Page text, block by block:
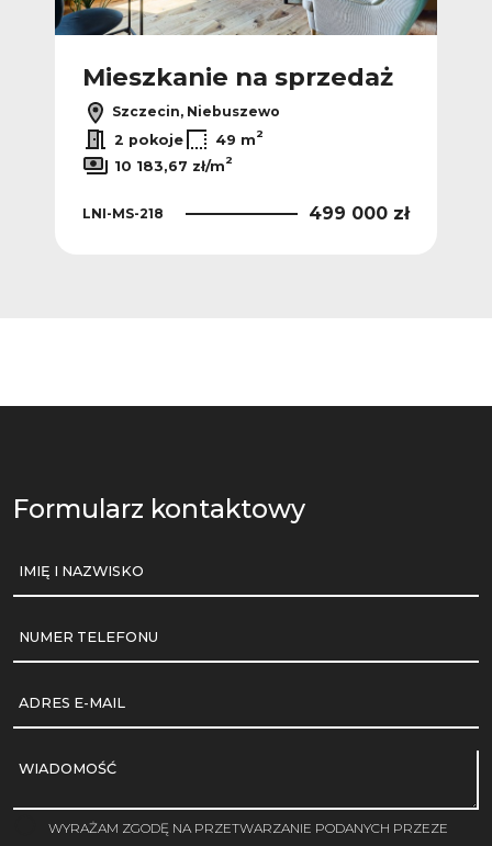
Mieszkanie na sprzedaż
Szczecin, Niebuszewo
2 pokoje
49 m2
10 183,67 zł/m2
LNI-MS-218 499 000 zł
Formularz kontaktowy
IMIĘ I NAZWISKO
NUMER TELEFONU
ADRES E-MAIL
WIADOMOŚĆ
WYRAŻAM ZGODĘ NA PRZETWARZANIE PODANYCH PRZEZE